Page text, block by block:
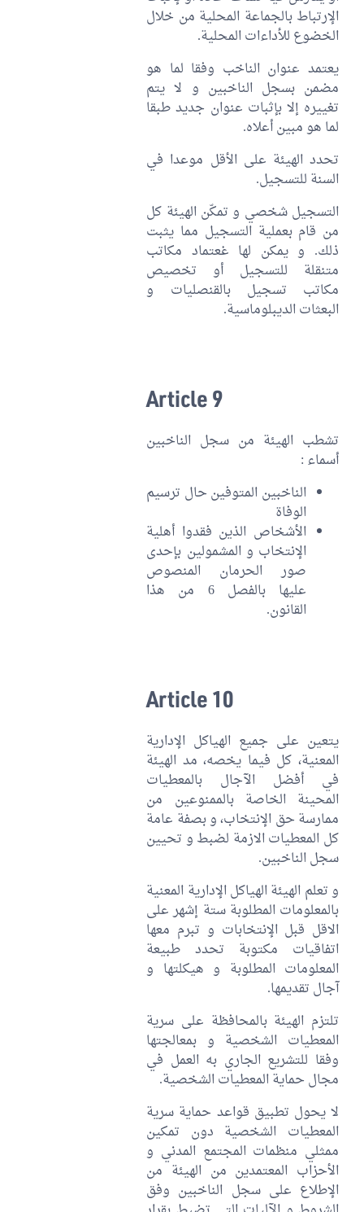
الإرتباط بالجماعة المحلية من خلال
الخضوع للأداءات المحلية.
يعتمد عنوان الناخب وفقا لما هو
مضمن بسجل الناخبين و لا يتم
تغييره إلا بإثبات عنوان جديد طبقا
لما هو مبين أعلاه.
تحدد الهيئة على الأقل موعدا في
السنة للتسجيل.
التسجيل شخصي و تمكّن الهيئة كل
من قام بعملية التسجيل مما يثبت
ذلك. و يمكن لها غعتماد مكاتب
متنقلة للتسجيل أو تخصيص
مكاتب تسجيل بالقنصليات و
البعثات الديبلوماسية.
Article 9
تشطب الهيئة من سجل الناخبين
أسماء :
الناخبين المتوفين حال ترسيم
الوفاة
الأشخاص الذين فقدوا أهلية
الإنتخاب و المشمولين بإحدى
صور الحرمان المنصوص
عليها بالفصل 6 من هذا
القانون.
Article 10
يتعين على جميع الهياكل الإدارية
المعنية، كل فيما يخصه، مد الهيئة
في أفضل الآجال بالمعطيات
المحينة الخاصة بالممنوعين من
ممارسة حق الإنتخاب، و بصفة عامة
كل المعطيات الازمة لضبط و تحيين
سجل الناخبين.
و تعلم الهيئة الهياكل الإدارية المعنية
بالمعلومات المطلوبة ستة إشهر على
الاقل قبل الإنتخابات و تبرم معها
اتفاقيات مكتوبة تحدد طبيعة
المعلومات المطلوبة و هيكلتها و
آجال تقديمها.
تلتزم الهيئة بالمحافظة على سرية
المعطيات الشخصية و بمعالجتها
وفقا للتشريع الجاري به العمل في
مجال حماية المعطيات الشخصية.
لا يحول تطبيق قواعد حماية سرية
المعطيات الشخصية دون تمكين
ممثلي منظمات المجتمع المدني و
الأحزاب المعتمدين من الهيئة من
الإطلاع على سجل الناخبين وفق